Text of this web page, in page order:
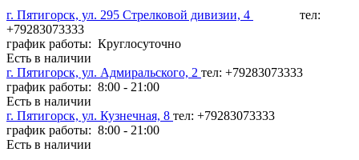
г. Пятигорск, ул. 295 Стрелковой дивизии, 4
тел:
+79283073333
график работы: Круглосуточно
Есть в наличии
г. Пятигорск, ул. Адмиральского, 2 тел: +79283073333
график работы: 8:00 - 21:00
Есть в наличии
г. Пятигорск, ул. Кузнечная, 8 тел: +79283073333
график работы: 8:00 - 21:00
Есть в наличии